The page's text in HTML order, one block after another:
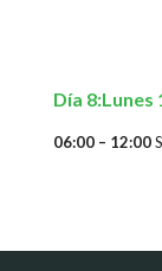
Día 8:Lunes
06:00 – 12:00